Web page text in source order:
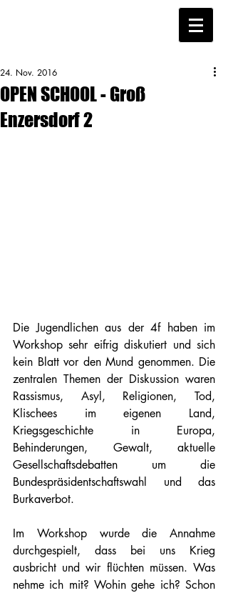
OPEN SCHOOL - Groß
Enzersdorf 2
24. Nov. 2016
Die Jugendlichen aus der 4f haben im
Workshop sehr eifrig diskutiert und sich
kein Blatt vor den Mund genommen. Die
zentralen Themen der Diskussion waren
Rassismus, Asyl, Religionen, Tod,
Klischees im eigenen Land,
Kriegsgeschichte in Europa,
Behinderungen, Gewalt, aktuelle
Gesellschaftsdebatten um die
Bundespräsidentschaftswahl und das
Burkaverbot.
Im Workshop wurde die Annahme
durchgespielt, dass bei uns Krieg
ausbricht und wir flüchten müssen. Was
nehme ich mit? Wohin gehe ich? Schon